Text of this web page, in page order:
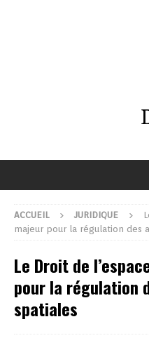
ACCUEIL JURIDIQUE
majeur pour la régulation des
Le Droit de
pour la régulation
spatiales